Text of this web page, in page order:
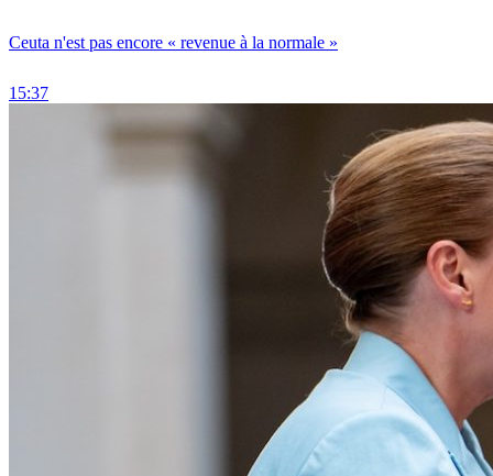
Ceuta n'est pas encore « revenue à la normale »
15:37